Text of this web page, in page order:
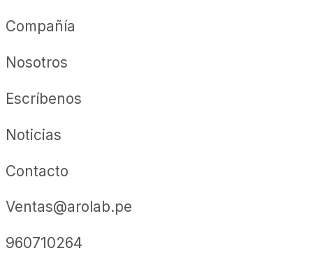
Compañía
Nosotros
Escríbenos
Noticias
Contacto
Ventas@arolab.pe
960710264